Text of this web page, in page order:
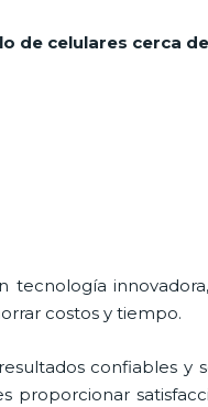
de celulares cerca
tecnología
costos y tiempo.
confiables
proporcionar